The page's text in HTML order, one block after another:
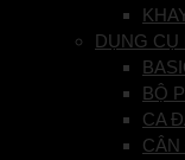
DỤNG CỤ
BỘ
CA